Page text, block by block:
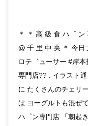
＊ ＊ 高 級 食 ハ゜
@ 千 里 中 央 ＊ 今日
ロテ゛ューサー #岸
専門店?? . イラスト
に たくさんのチェリ
は ヨーグルトも混ぜ
ハ゜ン専門店 「朝起